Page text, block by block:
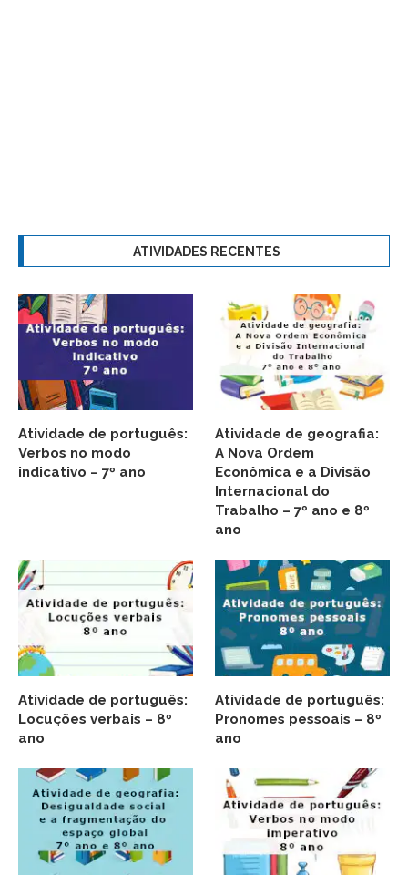
ATIVIDADES RECENTES
Atividade de português:
Verbos no modo
indicativo – 7º ano
Atividade de geografia:
A Nova Ordem
Econômica e a Divisão
Internacional do
Trabalho – 7º ano e 8º
ano
Atividade de português:
Locuções verbais – 8º
ano
Atividade de português:
Pronomes pessoais – 8º
ano